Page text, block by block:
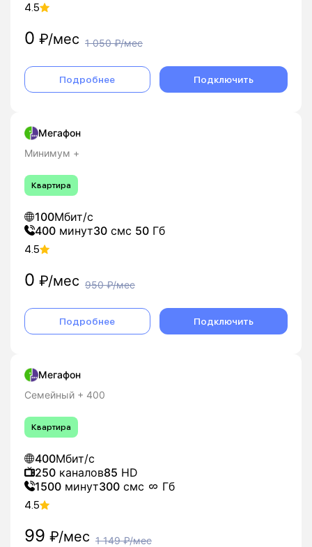
4.5
0 ₽/мес 1 050₽/мес
Подробнее Подключить
Мегафон
Минимум +
Квартира
100Мбит/с
400 минут30 смс 50 Гб
4.5
0 ₽/мес 950₽/мес
Подробнее Подключить
Мегафон
Семейный + 400
Квартира
400Мбит/с
250 каналов85 HD
1500 минут300 смс Гб
4.5
99 ₽/мес 1 149₽/мес